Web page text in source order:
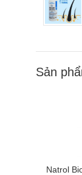
Sản
Natrol